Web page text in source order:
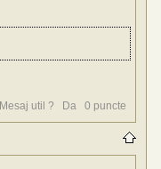
Mesaj util ?
Da 0 puncte